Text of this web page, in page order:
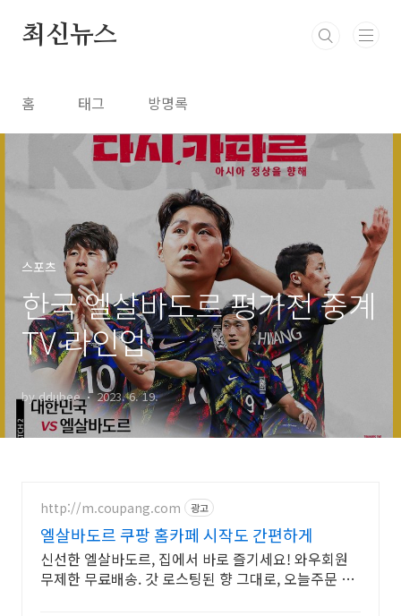
최신뉴스
홈 태그 방명록
스포츠
한국 엘살바도르 평가전 중계
TV 라인업
by ddubee 2023. 6. 19.
http://m.coupang.com 광고
엘살바도르 쿠팡 홈카페 시작도 간편하게
신선한 엘살바도르, 집에서 바로 즐기세요! 와우회원
무제한 무료배송. 갓 로스팅된 향 그대로, 오늘주문 내